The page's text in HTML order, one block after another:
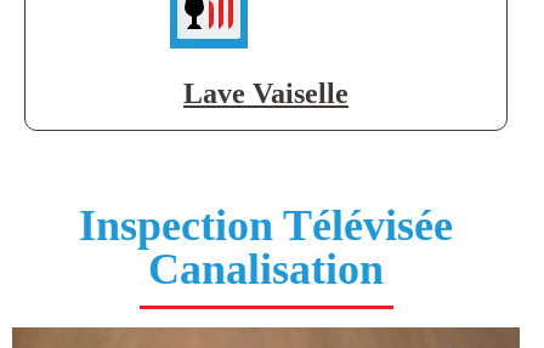
Lave Vaiselle
Inspection Télévisée
Canalisation